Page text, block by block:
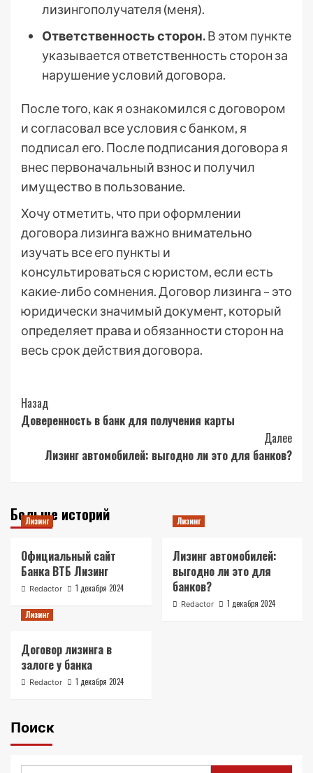
лизингополучателя (меня).
Ответственность сторон.В этом пункте
указывается ответственность сторон за
нарушение условий договора.
После того, как я ознакомился с договором
и согласовал все условия с банком, я
подписал его. После подписания договора я
внес первоначальный взнос и получил
имущество в пользование.
Хочу отметить, что при оформлении
договора лизинга важно внимательно
изучать все его пункты и
консультироваться с юристом, если есть
какие-либо сомнения. Договор лизинга – это
юридически значимый документ, который
определяет права и обязанности сторон на
весь срок действия договора.
Post
Navigation
Назад
Доверенность в банк для получения карты
Далее
Лизинг автомобилей: выгодно ли это для банков?
Больше историй
Лизинг
Официальный сайт
Банка ВТБ Лизинг
Redactor 1 декабря 2024
Лизинг
Лизинг автомобилей:
выгодно ли это для
банков?
Redactor
1 декабря 2024
Лизинг
Договор лизинга в
залоге у банка
Redactor 1 декабря 2024
Поиск